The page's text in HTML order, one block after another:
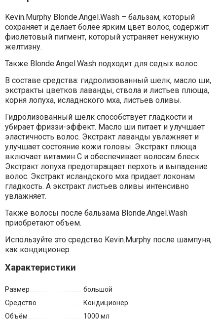
Kevin.Murphy Blonde.Angel.Wash – бальзам, который
сохраняет и делает более ярким цвет волос, содержит
фиолетовый пигмент, который устраняет ненужную
желтизну.
Также Blonde.Angel.Wash подходит для седых волос.
В составе средства: гидролизованный шелк, масло ши,
экстракты цветков лаванды, ствола и листьев плюща,
корня лопуха, исладнского мха, листьев оливы.
Гидролизованный шелк способствует гладкости и
убирает фриззи-эффект. Масло ши питает и улучшает
эластичность волос. Экстракт лаванды увлажняет и
улучшает состояние кожи головы. Экстракт плюща
включает витамин С и обеспечивает волосам блеск.
Экстракт лопуха предотвращает перхоть и выпадение
волос. Экстракт исландского мха придает локонам
гладкость. А экстракт листьев оливы интенсивно
увлажняет.
Также волосы после бальзама Blonde.Angel.Wash
приобретают объем.
Используйте это средство Kevin.Murphy после шампуня,
как кондиционер.
Характеристики
Размер
большой
Средство
Кондиционер
Объём
1000 мл